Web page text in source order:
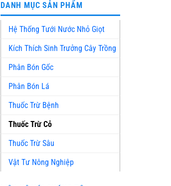
DANH MỤC SẢN PHẨM
Hệ Thống Tưới Nước Nhỏ Giọt
Kích Thích Sinh Trưởng Cây Trồng
Phân Bón Gốc
Phân Bón Lá
Thuốc Trừ Bệnh
Thuốc Trừ Cỏ
Thuốc Trừ Sâu
Vật Tư Nông Nghiệp